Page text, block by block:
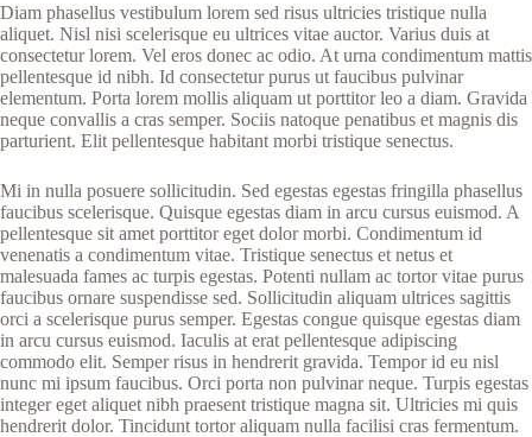
Diam phasellus vestibulum lorem sed risus ultricies tristique nulla
aliquet. Nisl nisi scelerisque eu ultrices vitae auctor. Varius duis at
consectetur lorem. Vel eros donec ac odio. At urna condimentum mattis
pellentesque id nibh. Id consectetur purus ut faucibus pulvinar
elementum. Porta lorem mollis aliquam ut porttitor leo a diam. Gravida
neque convallis a cras semper. Sociis natoque penatibus et magnis dis
parturient. Elit pellentesque habitant morbi tristique senectus.
Mi in nulla posuere sollicitudin. Sed egestas egestas fringilla phasellus
faucibus scelerisque. Quisque egestas diam in arcu cursus euismod. A
pellentesque sit amet porttitor eget dolor morbi. Condimentum id
venenatis a condimentum vitae. Tristique senectus et netus et
malesuada fames ac turpis egestas. Potenti nullam ac tortor vitae purus
faucibus ornare suspendisse sed. Sollicitudin aliquam ultrices sagittis
orci a scelerisque purus semper. Egestas congue quisque egestas diam
in arcu cursus euismod. Iaculis at erat pellentesque adipiscing
commodo elit. Semper risus in hendrerit gravida. Tempor id eu nisl
nunc mi ipsum faucibus. Orci porta non pulvinar neque. Turpis egestas
integer eget aliquet nibh praesent tristique magna sit. Ultricies mi quis
hendrerit dolor. Tincidunt tortor aliquam nulla facilisi cras fermentum.